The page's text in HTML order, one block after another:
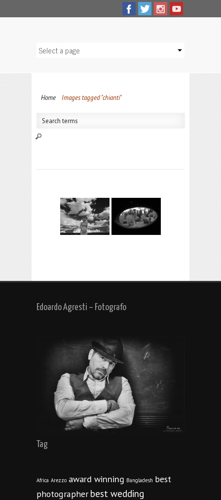
Home Images tagged "chianti"
Edoardo Agresti – Fotografo
Tag
Africa Arezzo award winning Bangladesh best
photographer best wedding